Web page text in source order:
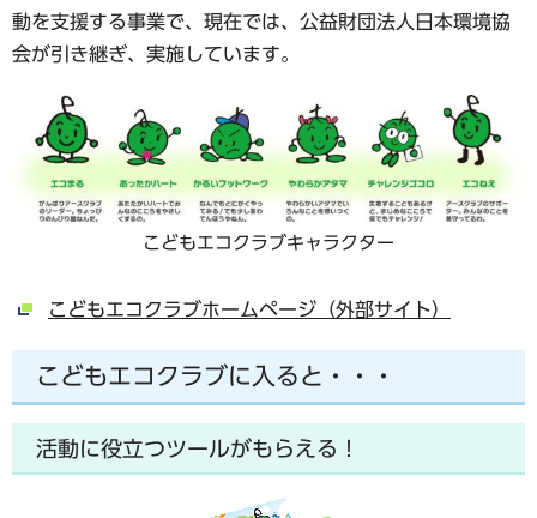
動を支援する事業で、現在では、公益財団法人日本環境協
会が引き継ぎ、実施しています。
こどもエコクラブキャラクター
こどもエコクラブホームページ（外部サイト）
こどもエコクラブに入ると・・・
活動に役立つツールがもらえる！